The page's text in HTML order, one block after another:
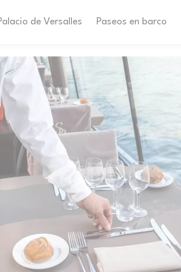
de Versalles Paseos en barco